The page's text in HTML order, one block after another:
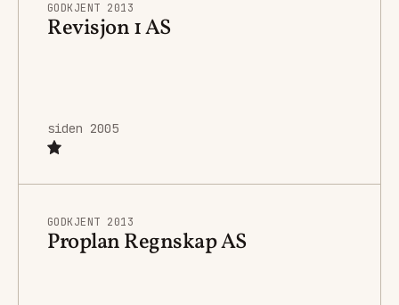
GODKJENT 2013
Revisjon 1 AS
siden 2005
GODKJENT 2013
Proplan Regnskap AS